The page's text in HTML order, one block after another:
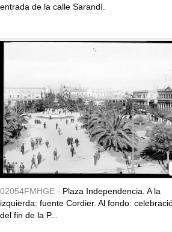
entrada de la calle Sarandí.
02054FMHGE - Plaza Independencia. A la
izquierda: fuente Cordier. Al fondo:
del fin de la P...